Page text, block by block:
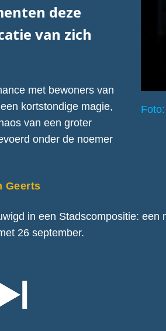
deze
van zich
met bewoners van
kortstondige magie,
van een groter
onder de noemer
Geerts
in een Stadscompositie: een
26 september.